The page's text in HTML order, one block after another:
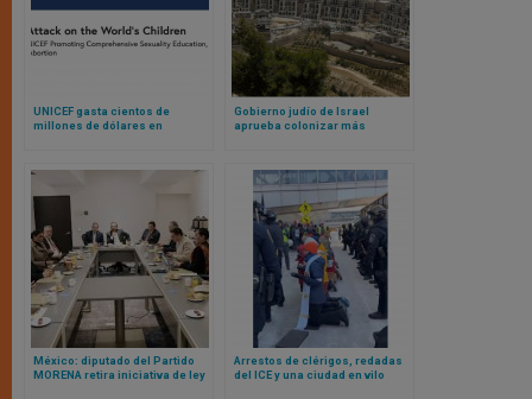
UNICEF gasta cientos de
millones de dólares en
Gobierno judío de Israel
aprueba colonizar más
México: diputado del Partido
MORENA retira iniciativa de ley
Arrestos de clérigos, redadas
del ICE y una ciudad en vilo